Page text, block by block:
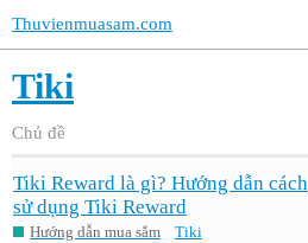
Thuvienmuasam.com
Tiki
Chủ đề
Tiki Reward là gì? Hướng dẫn cách
sử dụng Tiki Reward
Hướng dẫn mua sắm Tiki